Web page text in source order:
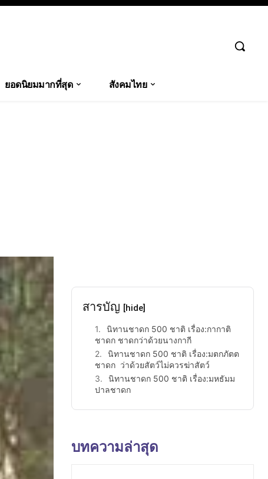
ยอดนิยมมากที่สุด สังคมไทย
สารบัญ [hide]
นิทานชาดก 500 ชาติ เรื่อง:กากาติ
ชาดก ชาดกว่าด้วยนางกากี
นิทานชาดก 500 ชาติ เรื่อง:มตกภัตต
ชาดก ว่าด้วยสัตว์ไม่ควรฆ่าสัตว์
นิทานชาดก 500 ชาติ เรื่อง:มหธัมม
ปาลชาดก
บทความล่าสุด